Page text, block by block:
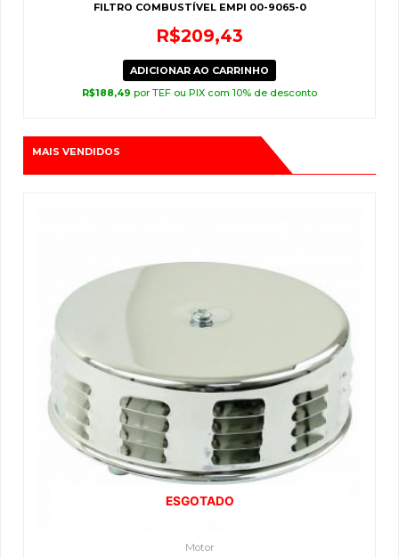
FILTRO COMBUSTÍVEL EMPI 00-9065-0
R$209,43
ADICIONAR AO CARRINHO
R$188,49 por TEF ou PIX com 10% de desconto
MAIS VENDIDOS
ESGOTADO
Motor